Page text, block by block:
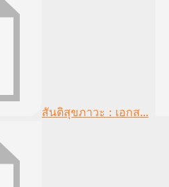
สันติสุขภาวะ : เอกส...